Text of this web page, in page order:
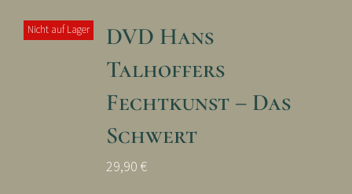
Nicht auf Lager
DVD Hans
Talhoffers
Fechtkunst – Das
Schwert
29,90 €